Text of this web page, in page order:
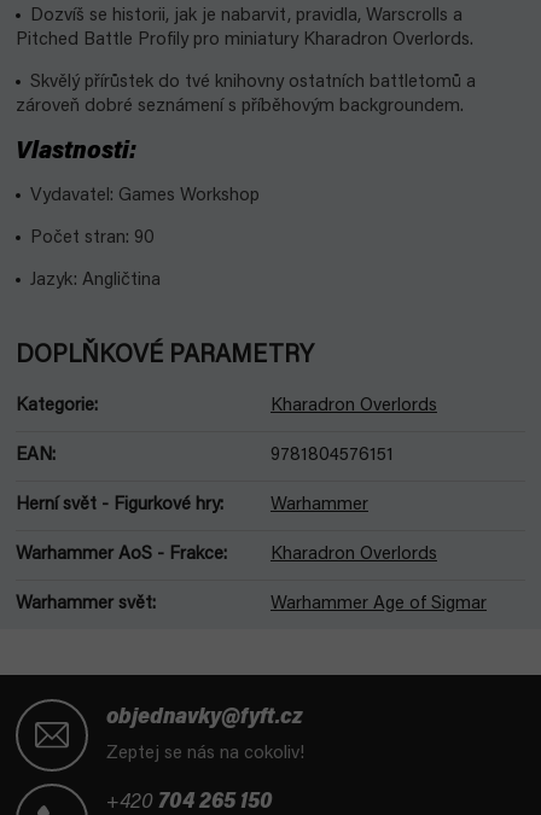
Dozvíš se historii, jak je nabarvit, pravidla, Warscrolls a
Pitched Battle Profily pro miniatury Kharadron Overlords.
Skvělý přírůstek do tvé knihovny ostatních battletomů a
zároveň dobré seznámení s příběhovým backgroundem.
Vlastnosti:
Vydavatel: Games Workshop
Počet stran: 90
Jazyk: Angličtina
DOPLŇKOVÉ PARAMETRY
Kategorie: Kharadron Overlords
EAN: 9781804576151
Herní svět - Figurkové hry: Warhammer
Warhammer AoS - Frakce: Kharadron Overlords
Warhammer svět: Warhammer Age of Sigmar
objednavky@fyft.cz
Zeptej se nás na cokoliv!
+420 704 265 150